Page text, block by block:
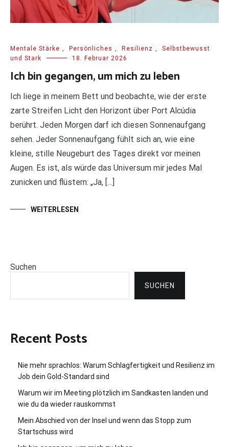
Mentale Stärke , Persönliches , Resilienz ,
Selbstbewusst
und Stark
18. Februar 2026
Ich bin gegangen, um mich zu leben
Ich liege in meinem Bett und beobachte, wie der erste
zarte Streifen Licht den Horizont über Port Alcúdia
berührt. Jeden Morgen darf ich diesen Sonnenaufgang
sehen. Jeder Sonnenaufgang fühlt sich an, wie eine
kleine, stille Neugeburt des Tages direkt vor meinen
Augen. Es ist, als würde das Universum mir jedes Mal
zunicken und flüstern: „Ja, […]
WEITERLESEN
Suchen
SUCHEN
Recent Posts
Nie mehr sprachlos: Warum Schlagfertigkeit und Resilienz im
Job dein Gold-Standard sind
Warum wir im Meeting plötzlich im Sandkasten landen und
wie du da wieder rauskommst
Mein Abschied von der Insel und wenn das Stopp zum
Startschuss wird